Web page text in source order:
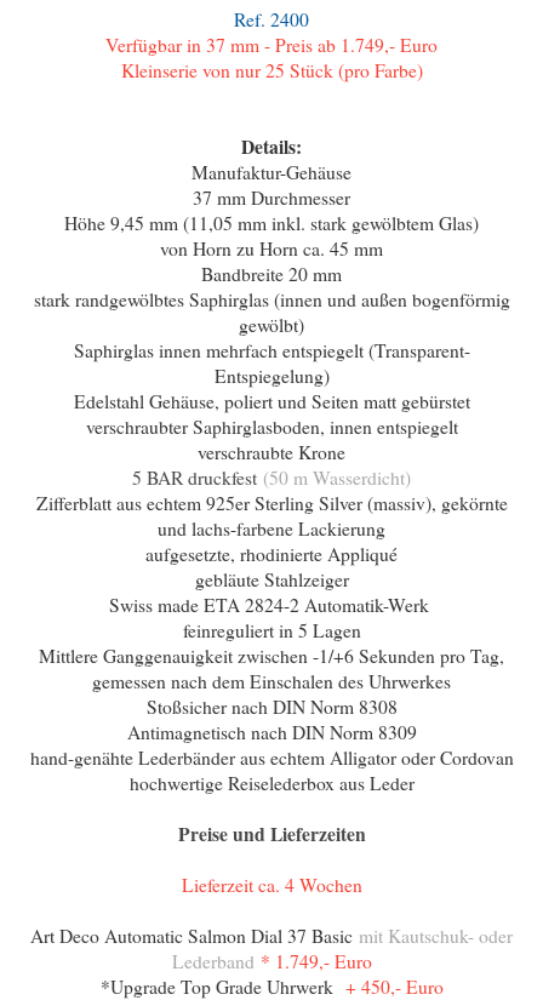
Ref. 2400
Verfügbar in 37 mm - Preis ab 1.749,- Euro
Kleinserie von nur 25 Stück (pro Farbe)
Details:
Manufaktur-Gehäuse
37 mm Durchmesser
Höhe 9,45 mm (11,05 mm inkl. stark gewölbtem Glas)
von Horn zu Horn ca. 45 mm
Bandbreite 20 mm
stark randgewölbtes Saphirglas (innen und außen bogenförmig
gewölbt)
Saphirglas innen mehrfach entspiegelt (Transparent-
Entspiegelung)
Edelstahl Gehäuse, poliert und Seiten matt gebürstet
verschraubter Saphirglasboden, innen entspiegelt
verschraubte Krone
5 BAR druckfest (50 m Wasserdicht)
Zifferblatt aus echtem 925er Sterling Silver (massiv), gekörnte
und lachs-farbene Lackierung
aufgesetzte, rhodinierte Appliqué
gebläute Stahlzeiger
Swiss made ETA 2824-2 Automatik-Werk
feinreguliert in 5 Lagen
Mittlere Ganggenauigkeit zwischen -1/+6 Sekunden pro Tag,
gemessen nach dem Einschalen des Uhrwerkes
Stoßsicher nach DIN Norm 8308
Antimagnetisch nach DIN Norm 8309
hand-genähte Lederbänder aus echtem Alligator oder Cordovan
hochwertige Reiselederbox aus Leder
Preise und Lieferzeiten
Lieferzeit ca. 4 Wochen
Art Deco Automatic Salmon Dial 37 Basic mit Kautschuk- oder
Lederband * 1.749,- Euro
*Upgrade Top Grade Uhrwerk + 450,- Euro